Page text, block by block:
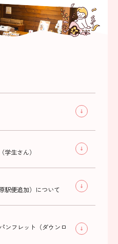
生さん）
駅便追加）について
ンフレット（ダウンロ